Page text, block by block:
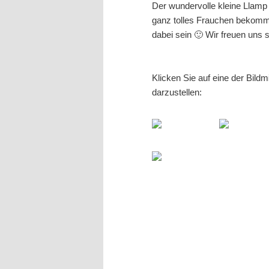
Der wundervolle kleine
ganz tolles Frauchen
dabei sein 🙂 Wir freuen uns
Klicken Sie auf eine der
darzustellen: